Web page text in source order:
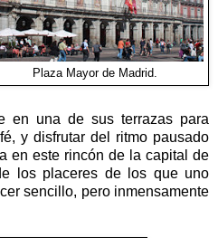
Plaza Mayor de Madrid.
en una de sus terrazas para
y disfrutar del ritmo pausado
en este rincón de la capital de
los placeres de los que uno
sencillo, pero inmensamente